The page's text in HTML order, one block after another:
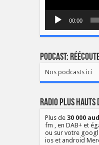
00:00
Podcast:
Nos podcasts ici
Radio Plus Hauts
Plus de 30 000
fm , en DAB+ et
ou sur votre
ios et android